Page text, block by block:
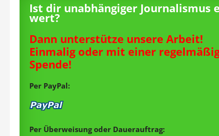
Ist dir unabhängiger Journalismus
wert?
Dann unterstütze unsere Arbeit!
Einmalig oder mit einer
Spende!
Per PayPal:
Per Überweisung oder Dauerauftrag: